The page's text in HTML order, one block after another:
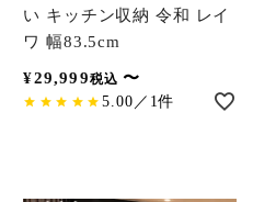
い キッチン収納 令和 レイ
ワ 幅83.5cm
¥29,999税込 〜
5.00／1件